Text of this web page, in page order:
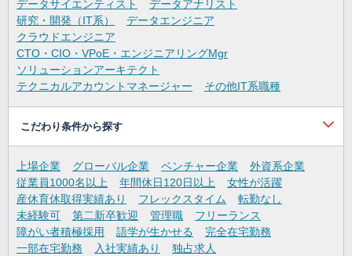
データサイエンティスト
データアナリスト
研究・開発（IT系）
データエンジニア
クラウドエンジニア
CTO・CIO・VPoE・エンジニアリングMgr
ソリューションアーキテクト
テクニカルアカウントマネージャー
その他IT系職種
こだわり条件から探す
上場企業 グローバル企業 ベンチャー企業
外資系企業
従業員1000名以上
年間休日120日以上
女性が活躍
産休育休取得実績あり
フレックスタイム
転勤なし
未経験可
第二新卒歓迎 管理職
フリーランス
障がい者積極採用
語学が生かせる
完全在宅勤務
一部在宅勤務
入社実績あり 独占求人